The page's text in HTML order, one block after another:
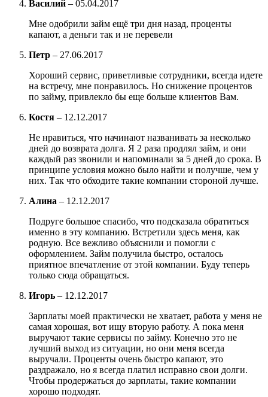
Василий – 05.04.2017
Мне одобрили займ ещё три дня назад, проценты
капают, а деньги так и не перевели
Петр – 27.06.2017
Хороший сервис, приветливые сотрудники, всегда идете
на встречу, мне понравилось. Но снижение процентов
по займу, привлекло бы еще больше клиентов Вам.
Костя – 12.12.2017
Не нравиться, что начинают названивать за несколько
дней до возврата долга. Я 2 раза продлял займ, и они
каждый раз звонили и напоминали за 5 дней до срока. В
принципе условия можно было найти и получше, чем у
них. Так что обходите такие компании стороной лучше.
Алина – 12.12.2017
Подруге большое спасибо, что подсказала обратиться
именно в эту компанию. Встретили здесь меня, как
родную. Все вежливо объяснили и помогли с
оформлением. Займ получила быстро, осталось
приятное впечатление от этой компании. Буду теперь
только сюда обращаться.
Игорь – 12.12.2017
Зарплаты моей практически не хватает, работа у меня не
самая хорошая, вот ищу вторую работу. А пока меня
выручают такие сервисы по займу. Конечно это не
лучший выход из ситуации, но они меня всегда
выручали. Проценты очень быстро капают, это
раздражало, но я всегда платил исправно свои долги.
Чтобы продержаться до зарплаты, такие компании
хорошо подходят.